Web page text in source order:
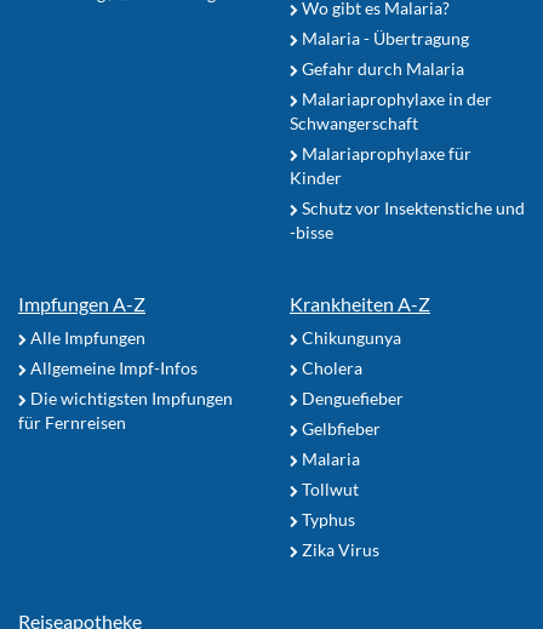
Wo gibt es Malaria?
Malaria - Übertragung
Gefahr durch Malaria
Malariaprophylaxe in der
Schwangerschaft
Malariaprophylaxe für
Kinder
Schutz vor Insektenstiche und
-bisse
Impfungen A-Z
Alle Impfungen
Allgemeine Impf-Infos
Die wichtigsten Impfungen
für Fernreisen
Krankheiten A-Z
Chikungunya
Cholera
Denguefieber
Gelbfieber
Malaria
Tollwut
Typhus
Zika Virus
Reiseapotheke